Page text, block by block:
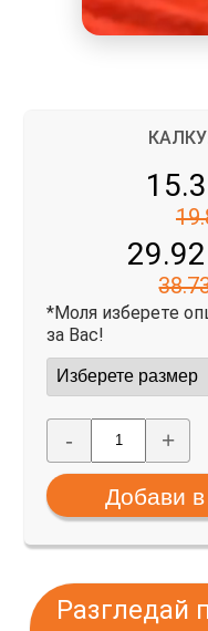
*Моля изберете
за Вас!
- +
Разгледай